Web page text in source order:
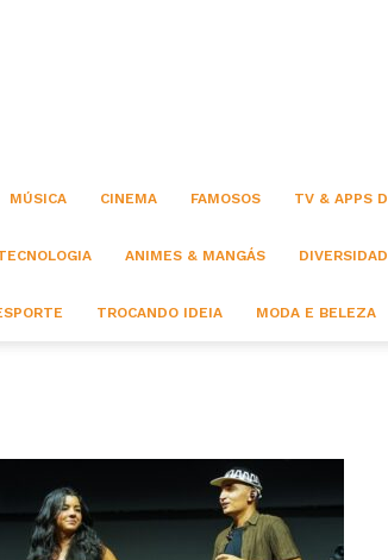
MÚSICA CINEMA FAMOSOS TV & APPS
ANIMES & MANGÁS
TROCANDO IDEIA MODA E BELEZA